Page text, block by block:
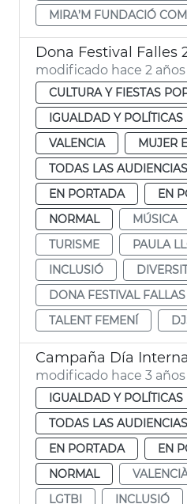
MIRA’M FUNDACIÓ
Dona Festival Falles
modificado hace 2 años
CULTURA Y FIESTAS
IGUALDAD Y POLÍTICAS
VALENCIA
MUJER
TODAS LAS AUDIENCIAS
EN PORTADA
EN
NORMAL
MÚSICA
TURISME
PAULA
INCLUSIÓ
DONA FESTIVAL FALLAS
TALENT FEMENÍ
Campaña Día
modificado hace 3 años
IGUALDAD Y POLÍTICAS
TODAS LAS AUDIENCIAS
EN PORTADA
EN
NORMAL
LGTBI
INCLUSIÓ